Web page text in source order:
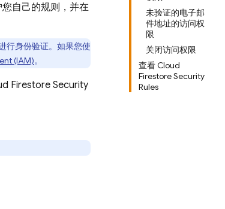
未验证的电子邮
件地址的访问权
限
关闭访问权限
查看 Cloud
Firestore Security
Rules
自己的规则，并在
行身份验证。如果您使
(IAM)。
FirestoreSecurity